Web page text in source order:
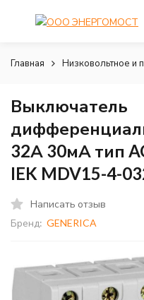
Главная Низковольтное и
Выключатель
32А 30мА тип
IEK MDV15-4-
Написать отзыв
Бренд: GENERICA